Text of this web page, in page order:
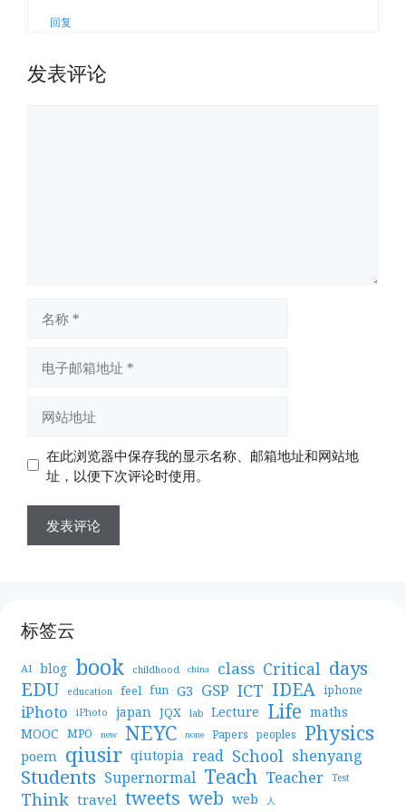
回复
发表评论
址
址
在此浏览器中保存我的显示名称、邮箱地址和网站地
址，以便下次评论时使用。
标签云
AI blog book childhood china class Critical days
EDU education feel fun G3 GSP ICT IDEA iphone
iPhoto iPhoto japan JQX lab Lecture Life maths
MOOC MPO new NEYC none Papers peoples Physics
poem qiusir qiutopia read School shenyang
Students Supernormal Teach Teacher Test
Think travel tweets web web 人